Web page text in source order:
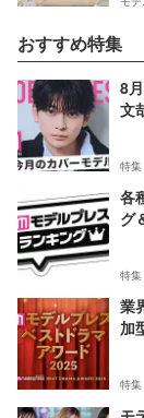
おすすめ特集
8
文
特集
各
グ
特集
業
加
特集